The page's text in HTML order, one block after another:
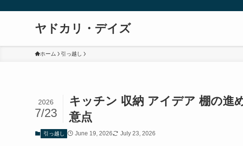
ヤドカリ・デイズ
ホーム 引っ越し
キッチン 収納 アイデア 棚の進
意点
2026
7/23
引っ越し June 19, 2026 July 23, 2026